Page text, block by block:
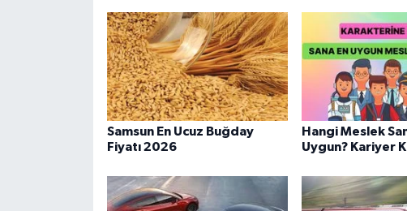
Samsun En Ucuz Buğday
Fiyatı 2026
Hangi Meslek
Uygun? Kariyer